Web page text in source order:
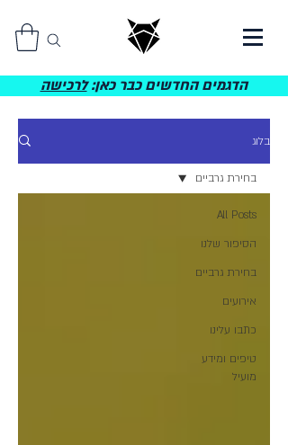
הדגמים החדשים כבר כאן:לרכישה
בלוג
All Posts
הסיפור שלנו
בחירת גרביים
אירועים
כתבו עלינו
טיפים ומידע
מועיל
בחירת גרביים